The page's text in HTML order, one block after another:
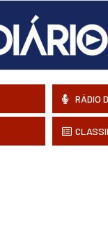
RÁDIO